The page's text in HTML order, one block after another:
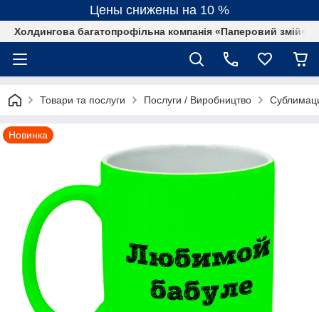
Цены снижены на 10 %
Холдингова багатопрофільна компанія «Паперовий змій»
Товари та послуги Послуги / Виробництво
Новинка